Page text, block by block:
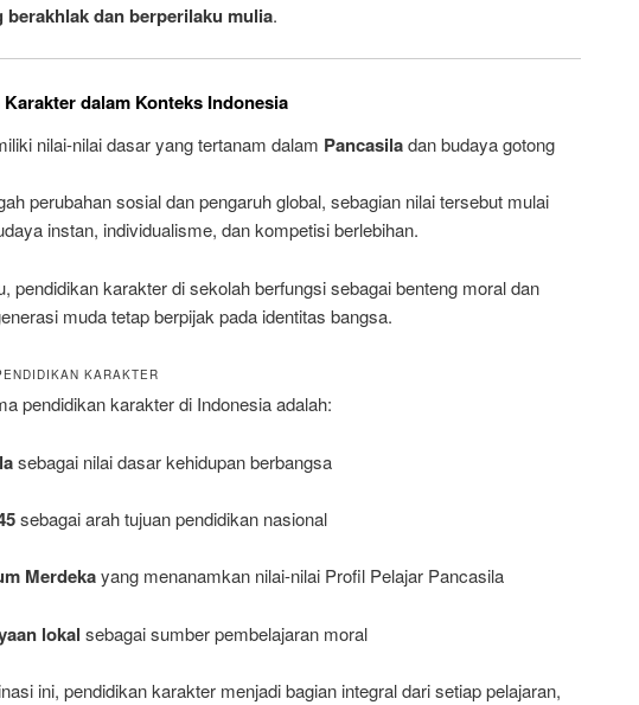
berakhlak dan berperilaku mulia.
dalam Konteks Indonesia
nilai-nilai dasar yang tertanam dalam Pancasiladan budaya gotong
perubahan sosial dan pengaruh global, sebagian nilai tersebut mulai
instan, individualisme, dan kompetisi berlebihan.
pendidikan karakter di sekolah berfungsi sebagai benteng moral dan
muda tetap berpijak pada identitas bangsa.
KARAKTER
pendidikan karakter di Indonesia adalah:
sebagai nilai dasar kehidupan berbangsa
sebagai arah tujuan pendidikan nasional
Merdekayang menanamkan nilai-nilai Profil Pelajar Pancasila
lokal sebagai sumber pembelajaran moral
ini, pendidikan karakter menjadi bagian integral dari setiap pelajaran,